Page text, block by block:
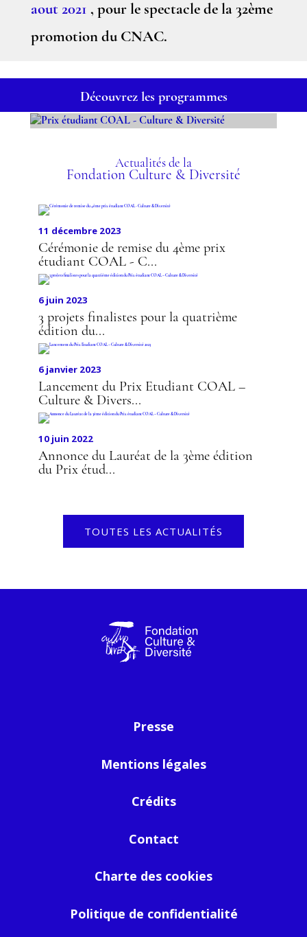
aout 2021 , pour le spectacle de la 32ème
promotion du CNAC.
Découvrez les programmes
PRIX ÉTUDIANT COAL -
CULTURE & DIVERSITÉ
Actualités de la
Fondation Culture & Diversité
11 décembre 2023
Cérémonie de remise du 4ème prix
étudiant COAL - C...
6 juin 2023
3 projets finalistes pour la quatrième
édition du...
6 janvier 2023
Lancement du Prix Etudiant COAL –
Culture & Divers...
10 juin 2022
Annonce du Lauréat de la 3ème édition
du Prix étud...
TOUTES LES ACTUALITÉS
Presse
Mentions légales
Crédits
Contact
Charte des cookies
Politique de confidentialité